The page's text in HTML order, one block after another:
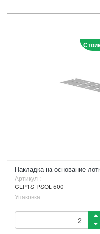
Накладка на основание
Артикул :
CLP1S-PSOL-500
Упаковка